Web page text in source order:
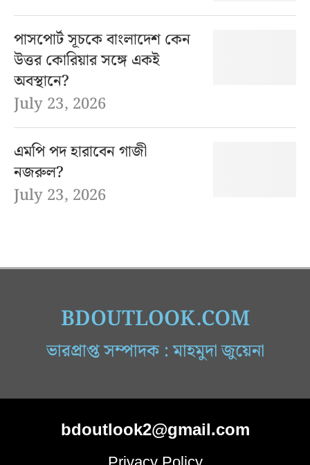
পাসপোর্ট সূচকে বাংলাদেশ কেন
উত্তর কোরিয়ার সঙ্গে একই
অবস্থানে?
July 23, 2026
এমপি পদ হারাবেন গাজী
নজরুল?
July 23, 2026
BDOUTLOOK.COM
ভারপ্রাপ্ত সম্পাদক : মাহমুদা জুয়েনা
bdoutlook2@gmail.com